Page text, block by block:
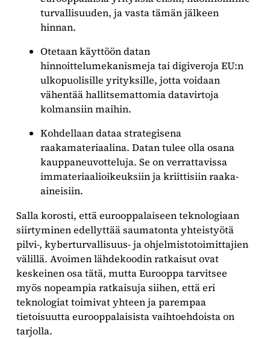
turvallisuuden, ja vasta tämän jälkeen
hinnan.
Otetaan käyttöön datan
hinnoittelumekanismeja tai digiveroja EU:n
ulkopuolisille yrityksille, jotta voidaan
vähentää hallitsemattomia datavirtoja
kolmansiin maihin.
Kohdellaan dataa strategisena
raakamateriaalina. Datan tulee olla osana
kauppaneuvotteluja. Se on verrattavissa
immateriaalioikeuksiin ja kriittisiin raaka-
aineisiin.
Salla korosti, että eurooppalaiseen teknologiaan
siirtyminen edellyttää saumatonta yhteistyötä
pilvi-, kyberturvallisuus- ja ohjelmistotoimittajien
välillä. Avoimen lähdekoodin ratkaisut ovat
keskeinen osa tätä, mutta Eurooppa tarvitsee
myös nopeampia ratkaisuja siihen, että eri
teknologiat toimivat yhteen ja parempaa
tietoisuutta eurooppalaisista vaihtoehdoista on
tarjolla.